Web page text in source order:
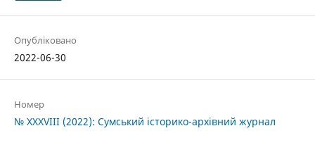
Опубліковано
2022-06-30
Номер
№ XXXVIII (2022): Сумський історико-архівний журнал